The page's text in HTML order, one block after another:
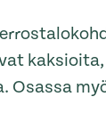
Osassa